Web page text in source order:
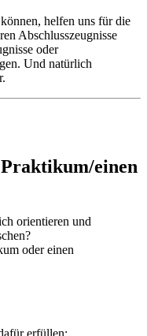
helfen uns für die
Abschlusszeugnisse
oder
Und natürlich
einen
orientieren und
oder einen